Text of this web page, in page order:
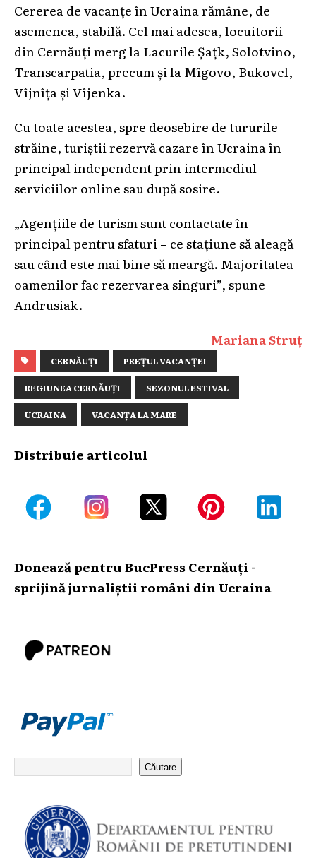
Cererea de vacanțe în Ucraina rămâne, de
asemenea, stabilă. Cel mai adesea, locuitorii
din Cernăuți merg la Lacurile Șațk, Solotvino,
Transcarpatia, precum și la Mîgovo, Bukovel,
Vîjnîța și Vîjenka.
Cu toate acestea, spre deosebire de tururile
străine, turiștii rezervă cazare în Ucraina în
principal independent prin intermediul
serviciilor online sau după sosire.
„Agențiile de turism sunt contactate în
principal pentru sfaturi – ce stațiune să aleagă
sau când este mai bine să meargă. Majoritatea
oamenilor fac rezervarea singuri”, spune
Andrusiak.
Mariana Struț
CERNĂUȚI PREȚUL VACANȚEI
REGIUNEA CERNĂUȚI SEZONUL ESTIVAL
UCRAINA VACANȚA LA MARE
Distribuie articolul
Donează pentru BucPress Cernăuți -
sprijină jurnaliștii români din Ucraina
Căutare